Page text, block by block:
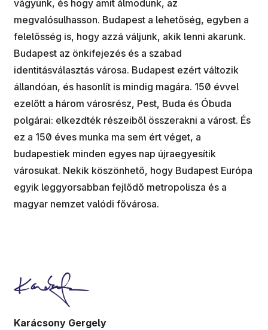
vágyunk, és hogy amit álmodunk, az
megvalósulhasson. Budapest a lehetőség, egyben a
felelősség is, hogy azzá váljunk, akik lenni akarunk.
Budapest az önkifejezés és a szabad
identitásválasztás városa. Budapest ezért változik
állandóan, és hasonlít is mindig magára. 150 évvel
ezelőtt a három városrész, Pest, Buda és Óbuda
polgárai: elkezdték részeiből összerakni a várost. És
ez a 150 éves munka ma sem ért véget, a
budapestiek minden egyes nap újraegyesítik
városukat. Nekik köszönhető, hogy Budapest Európa
egyik leggyorsabban fejlődő metropolisza és a
magyar nemzet valódi fővárosa.
Karácsony Gergely